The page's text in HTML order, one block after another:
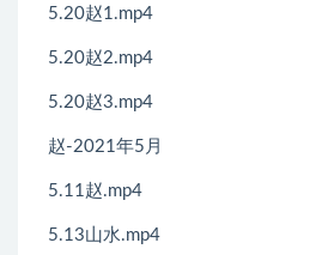
5.20赵1.mp4
5.20赵2.mp4
5.20赵3.mp4
赵-2021年5月
5.11赵.mp4
5.13山水.mp4